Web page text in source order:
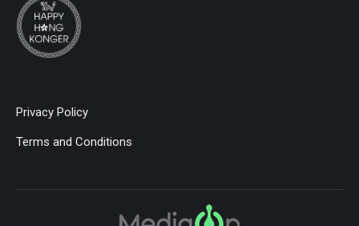
Privacy Policy
Terms and Conditions